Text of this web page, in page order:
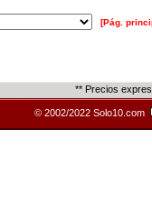
[Pág.
** Precios
© 2002/2022 Solo10.com